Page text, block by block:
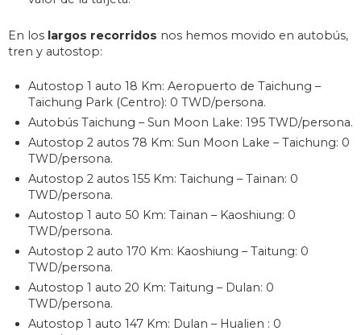
En los largos recorridos nos hemos movido en autobús,
tren y autostop:
Autostop 1 auto 18 Km: Aeropuerto de Taichung –
Taichung Park (Centro): 0 TWD/persona.
Autobús Taichung – Sun Moon Lake: 195 TWD/persona.
Autostop 2 autos 78 Km: Sun Moon Lake – Taichung: 0
TWD/persona.
Autostop 2 autos 155 Km: Taichung – Tainan: 0
TWD/persona.
Autostop 1 auto 50 Km: Tainan – Kaoshiung: 0
TWD/persona.
Autostop 2 auto 170 Km: Kaoshiung – Taitung: 0
TWD/persona.
Autostop 1 auto 20 Km: Taitung – Dulan: 0
TWD/persona.
Autostop 1 auto 147 Km: Dulan – Hualien : 0